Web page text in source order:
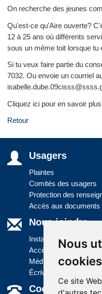
Nous
cookies
Ce site
On recherche des jeunes
Qu'est-ce qu'Aire ouverte?
12 à 25 ans où différents
sous un même toit lorsque tu
Si tu veux faire partie du
7032. Ou envoie un courriel
Cliquez ici pour en savoir
Retour
Usagers
Plaintes
Comités des usagers
Protection des
Accès aux
Nous joindre
Installations
Accès à l'information
Médias
Écrivez-nous
Coordonnées